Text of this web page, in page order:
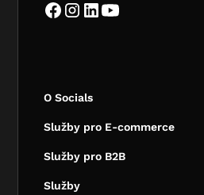
O Socials
Služby pro E-commerce
Služby pro B2B
Služby